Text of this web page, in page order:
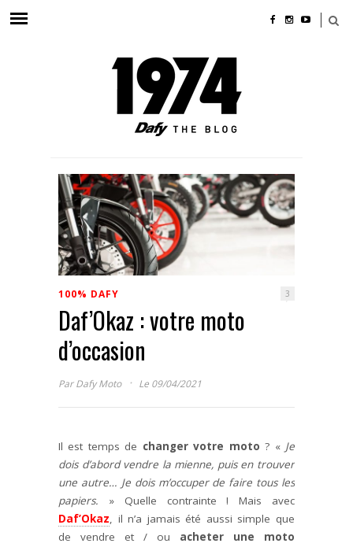
100% DAFY 3
Daf’Okaz : votre moto
d’occasion
ParDafy Moto · Le 09/04/2021
Il est temps de changer votre moto? « Je
dois d’abord vendre la mienne, puis en trouver
une autre… Je dois m’occuper de faire tous les
papiers. » Quelle contrainte ! Mais avec
Daf’Okaz, il n’a jamais été aussi simple que
de vendre et / ou acheter une moto